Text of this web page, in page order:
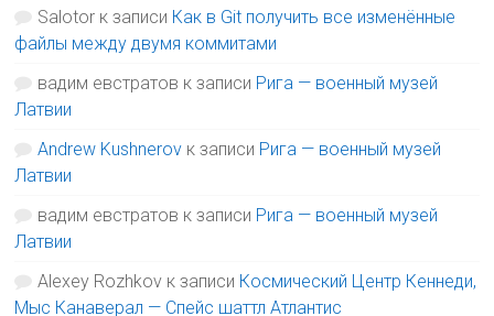
Salotor к записи Как в Git получить все изменённые
файлы между двумя коммитами
вадим евстратов к записи Рига — военный музей
Латвии
Andrew Kushnerov к записи Рига — военный музей
Латвии
вадим евстратов к записи Рига — военный музей
Латвии
Alexey Rozhkov к записи Космический Центр Кеннеди,
Мыс Канаверал — Спейс шаттл Атлантис